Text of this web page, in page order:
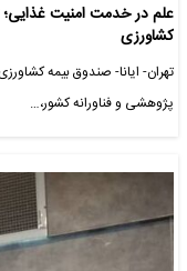
علم در خدمت امنیت غذایی؛
کشاورزی
تهران- ایانا- صندوق بیمه
پژوهشی و فناورانه کشور،…